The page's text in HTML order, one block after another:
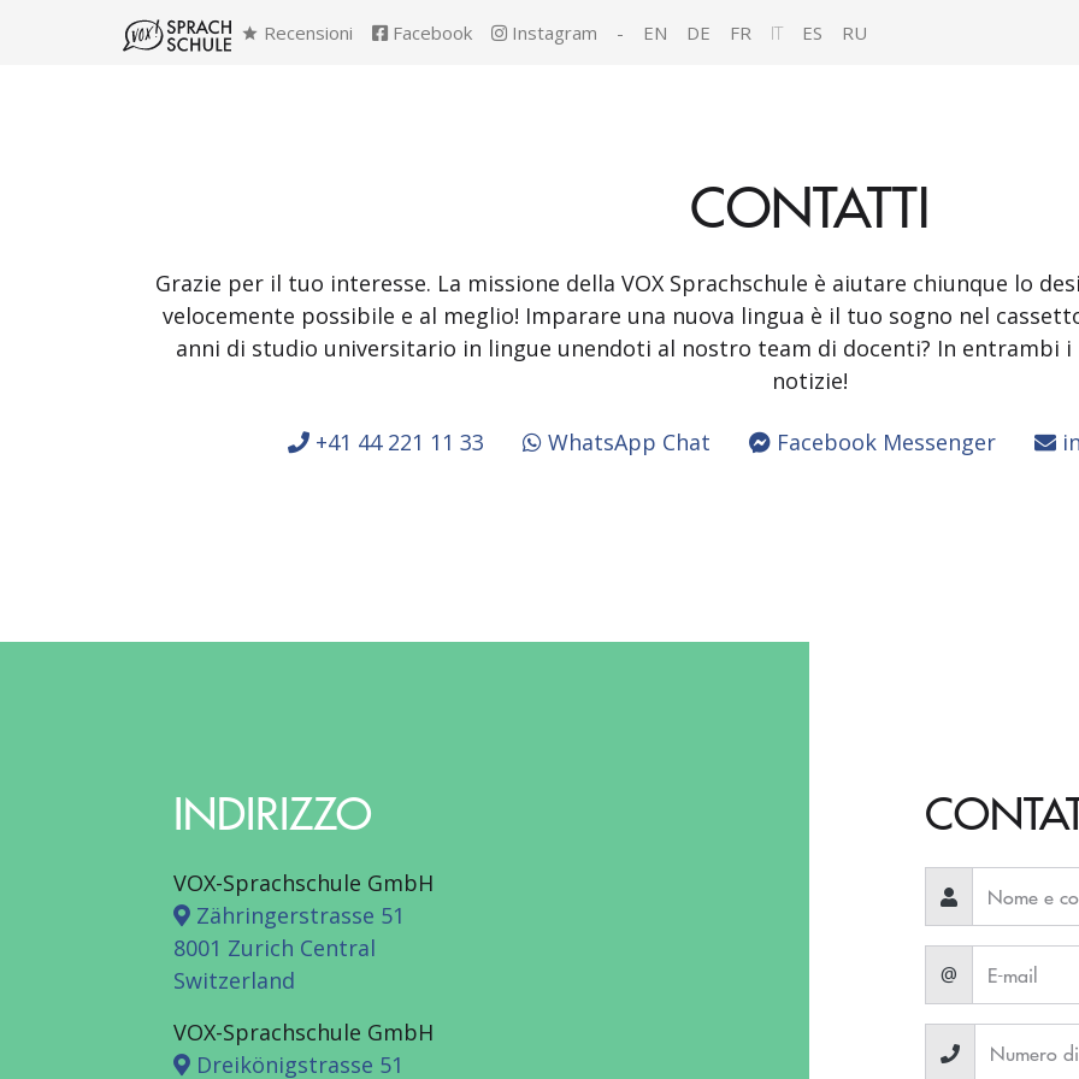
Recensioni Facebook Instagram - EN DE FR IT ES RU
CONTATTI
Grazie per il tuo interesse. La missione della VOX Sprachschule è aiutare chiunque lo
velocemente possibile e al meglio! Imparare una nuova lingua è il tuo sogno nel
anni di studio universitario in lingue unendoti al nostro team di docenti? In entrambi i
notizie!
+41 44 221 11 33 WhatsApp Chat Facebook Messenger
INDIRIZZO
VOX-Sprachschule GmbH
Zähringerstrasse 51
8001 Zurich Central
Switzerland
VOX-Sprachschule GmbH
Dreikönigstrasse 51
@